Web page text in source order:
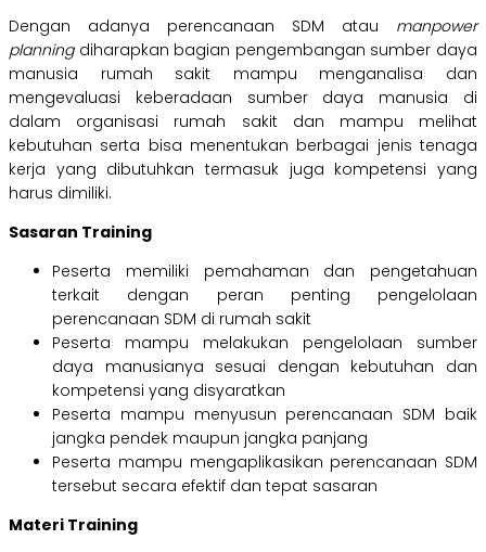
Dengan adanya perencanaan SDM atau manpower
planningdiharapkan bagian pengembangan sumber daya
manusia rumah sakit mampu menganalisa dan
mengevaluasi keberadaan sumber daya manusia di
dalam organisasi rumah sakit dan mampu melihat
kebutuhan serta bisa menentukan berbagai jenis tenaga
kerja yang dibutuhkan termasuk juga kompetensi yang
harus dimiliki.
Sasaran Training
Peserta memiliki pemahaman dan pengetahuan
terkait dengan peran penting pengelolaan
perencanaan SDM di rumah sakit
Peserta mampu melakukan pengelolaan sumber
daya manusianya sesuai dengan kebutuhan dan
kompetensi yang disyaratkan
Peserta mampu menyusun perencanaan SDM baik
jangka pendek maupun jangka panjang
Peserta mampu mengaplikasikan perencanaan SDM
tersebut secara efektif dan tepat sasaran
Materi Training